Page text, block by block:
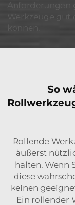
Anforderungen
Werkzeuge gut
können.
So
Rollende
äußerst
halten. Wenn
diese
keinen
Ein rollender